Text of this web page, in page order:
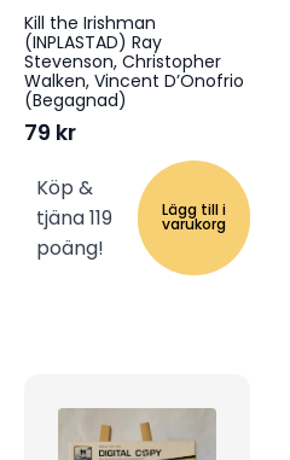
Kill the Irishman
(INPLASTAD) Ray
Stevenson, Christopher
Walken, Vincent D’Onofrio
(Begagnad)
79 kr
Köp &
tjäna 119
poäng!
Lägg till i
varukorg